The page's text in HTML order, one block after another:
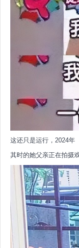
这还只是运行，2024年
其时的她父亲正在拍摄